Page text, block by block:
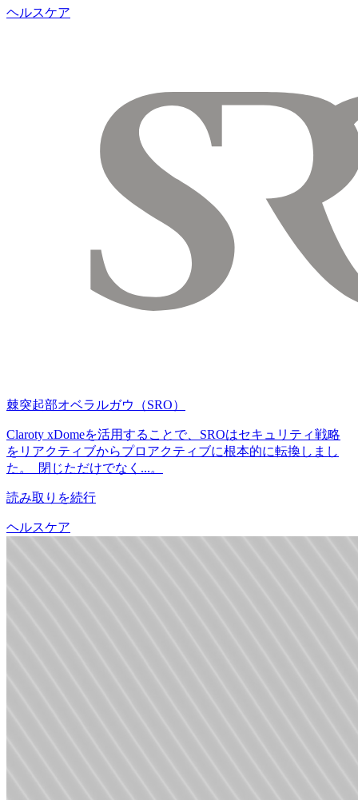
ヘルスケア
棘突起部オベラルガウ（SRO）
Claroty xDomeを活用することで、SROはセキュリティ戦略
をリアクティブからプロアクティブに根本的に転換しまし
た。 閉じただけでなく...。
読み取りを続行
ヘルスケア